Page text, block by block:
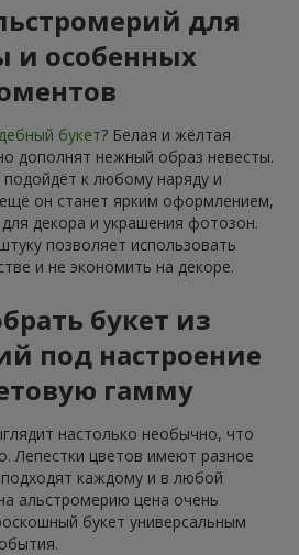
для
и особенных
букет? Белая и жёлтая
дополнят нежный образ невесты.
подойдёт к любому наряду и
он станет ярким оформлением,
декора и украшения фотозон.
позволяет использовать
и не экономить на декоре.
букет из
под настроение
гамму
настолько необычно, что
Лепестки цветов имеют разное
каждому и в любой
альстромерию цена очень
букет универсальным